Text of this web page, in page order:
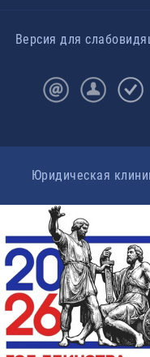
Версия для
Юридическая